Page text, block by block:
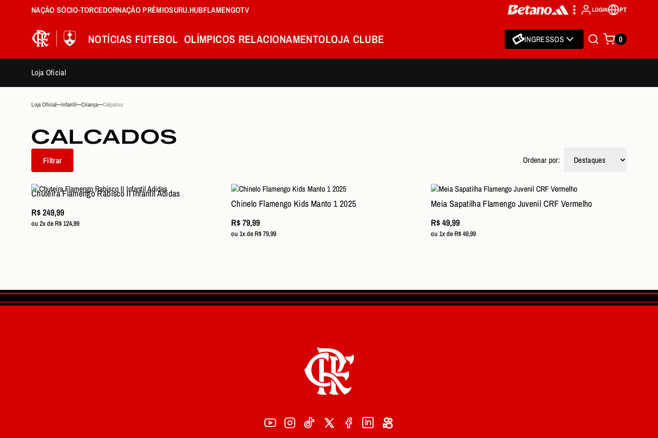
NAÇÃO SÓCIO-TORCEDORNAÇÃO PRÊMIOSURU.HUBFLAMENGOTV LOGIN PT
NOTÍCIAS FUTEBOL OLÍMPICOS RELACIONAMENTOLOJA CLUBE INGRESSOS 0
Loja Oficial
Loja Oficial Infantil Criança Calçados
CALCADOS
Filtrar Ordenar por:
Chuteira Flamengo Rabisco II Infantil Adidas
R$ 249,99
ou 2x de R$ 124,99
Chinelo Flamengo Kids Manto 1 2025
R$ 79,99
ou 1x de R$ 79,99
Meia Sapatilha Flamengo Juvenil CRF Vermelho
R$ 49,99
ou 1x de R$ 49,99